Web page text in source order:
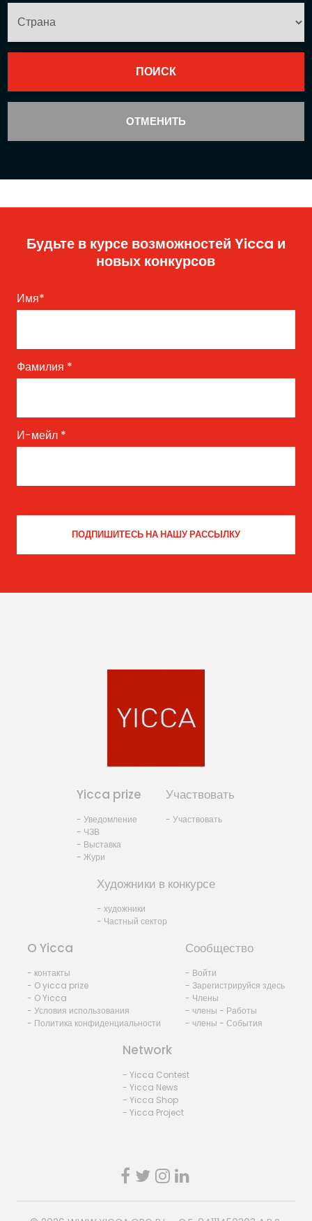
ОТМЕНИТЬ
Будьте в курсе возможностей Yicca и
новых конкурсов
Имя*
Фамилия *
И-мейл *
Yicca prize
- Уведомление
- ЧЗВ
- Выставка
- Жури
Участвовать
- Участвовать
Художники в конкурсе
- художники
- Частный сектор
O Yicca
- контакты
- O yicca prize
- O Yicca
- Условия использования
- Политика конфиденциальности
Сообщество
- Войти
- Зарегистрируйся здесь
- Члены
- члены - Работы
- члены - События
Network
- Yicca Contest
- Yicca News
- Yicca Shop
- Yicca Project